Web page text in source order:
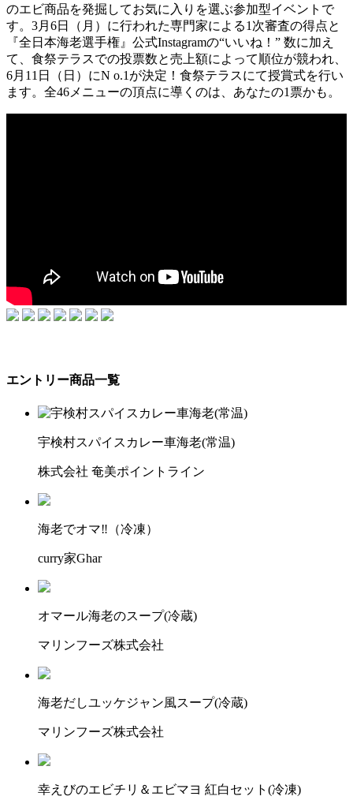
のエビ商品を発掘してお気に入りを選ぶ参加型イベントで
す。3月6日（月）に行われた専門家による1次審査の得点と
『全日本海老選手権』公式Instagramの“いいね！” 数に加え
て、食祭テラスでの投票数と売上額によって順位が競われ、
6月11日（日）にN o.1が決定！食祭テラスにて授賞式を行い
ます。全46メニューの頂点に導くのは、あなたの1票かも。
エントリー商品一覧
宇検村スパイスカレー車海老(常温)
株式会社 奄美ポイントライン
海老でオマ‼︎（冷凍）
curry家Ghar
オマール海老のスープ(冷蔵)
マリンフーズ株式会社
海老だしユッケジャン風スープ(冷蔵)
マリンフーズ株式会社
幸えびのエビチリ＆エビマヨ 紅白セット(冷凍)